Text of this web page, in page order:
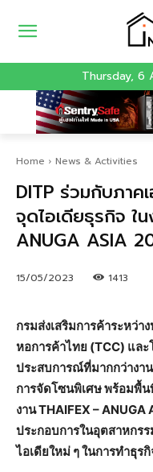
Thursday, 6
Home News & Activities
DITP ร่วมกับภา
จุดไอเดียธุรกิจ ใ
ANUGA ASIA
15/05/2023 1413
กรมส่งเสริมการค้าระหว่า
หอการค้าไทย (TCC) แล
ประสบการณ์ที่มากกว่างา
การจัดโซนพิเศษ พร้อมพื้น
งาน THAIFEX –
ประกอบการในอุตสาหกร
ไอเดียใหม่ ๆ ในการทำธุร